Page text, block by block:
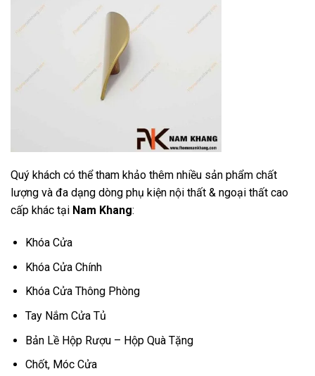
Quý khách có thể tham khảo thêm nhiều sản phẩm chất
lượng và đa dạng dòng phụ kiện nội thất & ngoại thất cao
cấp khác tại Nam Khang:
Khóa Cửa
Khóa Cửa Chính
Khóa Cửa Thông Phòng
Tay Nắm Cửa Tủ
Bản Lề Hộp Rượu – Hộp Quà Tặng
Chốt, Móc Cửa